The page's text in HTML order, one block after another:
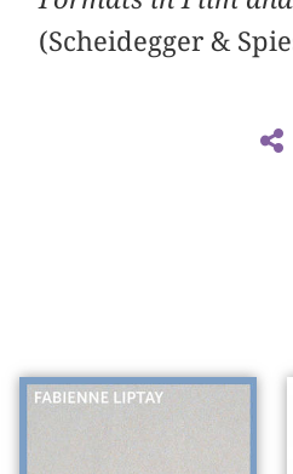
(Scheidegger &